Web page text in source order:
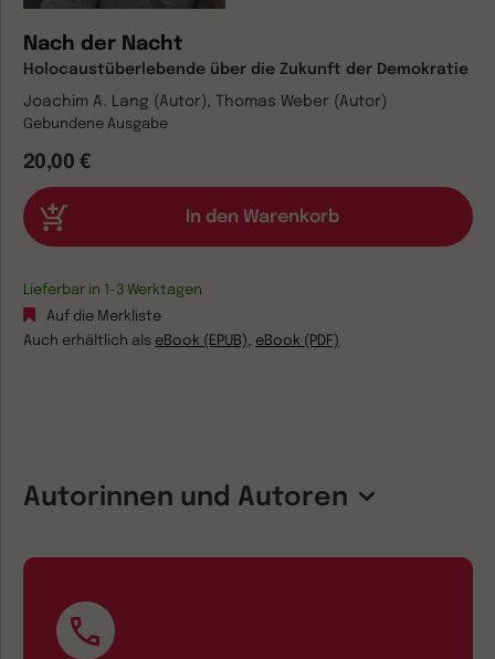
Nach der Nacht
Holocaustüberlebende über die Zukunft der Demokratie
Joachim A. Lang (Autor), Thomas Weber (Autor)
Gebundene Ausgabe
20,00 €
Lieferbar in 1-3 Werktagen
Auf die Merkliste
Auch erhältlich als eBook (EPUB), eBook (PDF)
Autorinnen und Autoren